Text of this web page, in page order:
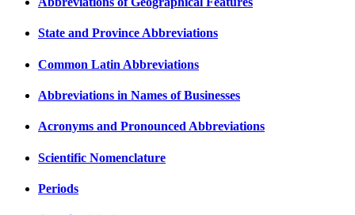
State and Province Abbreviations
Common Latin Abbreviations
Abbreviations in Names of Businesses
Acronyms and Pronounced Abbreviations
Scientific Nomenclature
Periods